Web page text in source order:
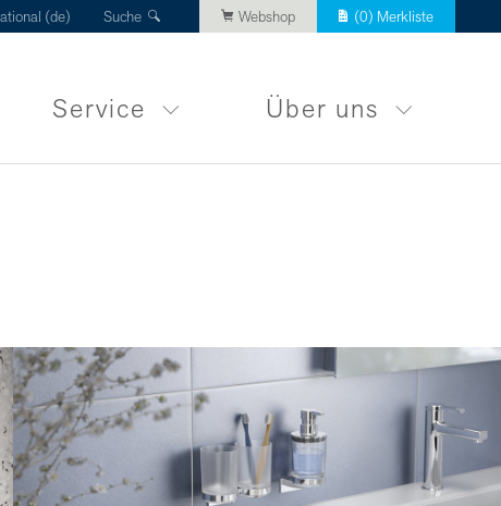
(de) Suche Webshop (0) Merkliste
Service Über uns